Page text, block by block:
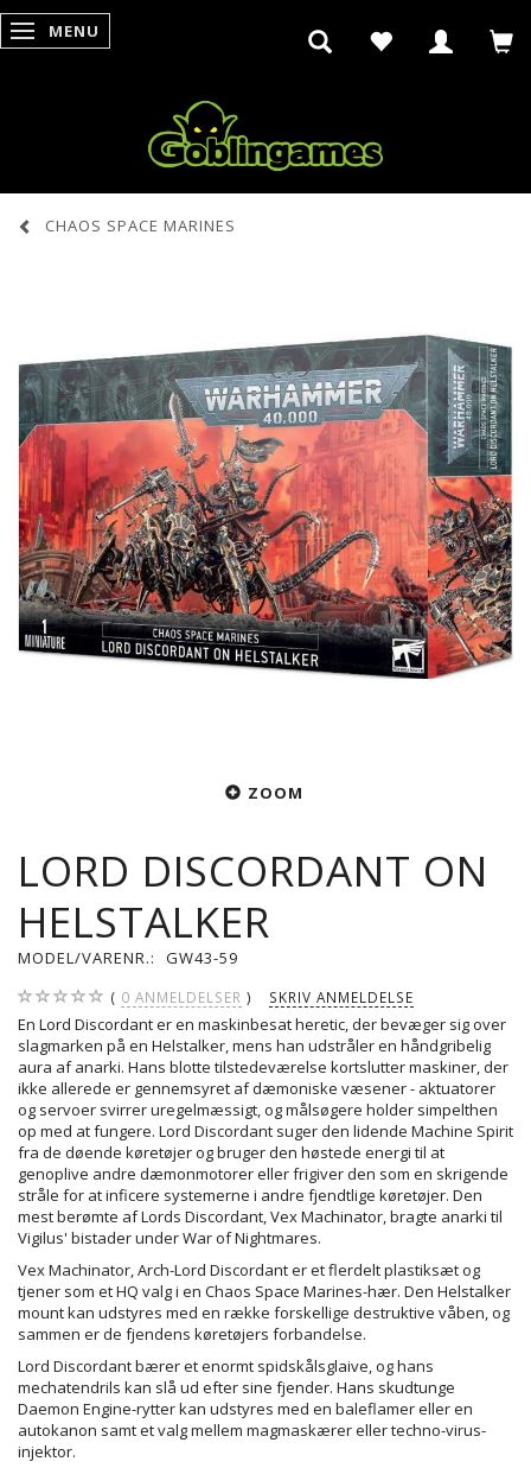
SKIFTE NAVIGATION
MENU
CHAOS SPACE MARINES
ZOOM
LORD DISCORDANT ON
HELSTALKER
MODEL/VARENR.: GW43-59
0 ANMELDELSER SKRIV ANMELDELSE
En Lord Discordant er en maskinbesat heretic, der bevæger sig over
slagmarken på en Helstalker, mens han udstråler en håndgribelig
aura af anarki. Hans blotte tilstedeværelse kortslutter maskiner, der
ikke allerede er gennemsyret af dæmoniske væsener - aktuatorer
og servoer svirrer uregelmæssigt, og målsøgere holder simpelthen
op med at fungere. Lord Discordant suger den lidende Machine Spirit
fra de døende køretøjer og bruger den høstede energi til at
genoplive andre dæmonmotorer eller frigiver den som en skrigende
stråle for at inficere systemerne i andre fjendtlige køretøjer. Den
mest berømte af Lords Discordant, Vex Machinator, bragte anarki til
Vigilus' bistader under War of Nightmares.
Vex Machinator, Arch-Lord Discordant er et flerdelt plastiksæt og
tjener som et HQ valg i en Chaos Space Marines-hær. Den Helstalker
mount kan udstyres med en række forskellige destruktive våben, og
sammen er de fjendens køretøjers forbandelse.
Lord Discordant bærer et enormt spidskålsglaive, og hans
mechatendrils kan slå ud efter sine fjender. Hans skudtunge
Daemon Engine-rytter kan udstyres med en baleflamer eller en
autokanon samt et valg mellem magmaskærer eller techno-virus-
injektor.